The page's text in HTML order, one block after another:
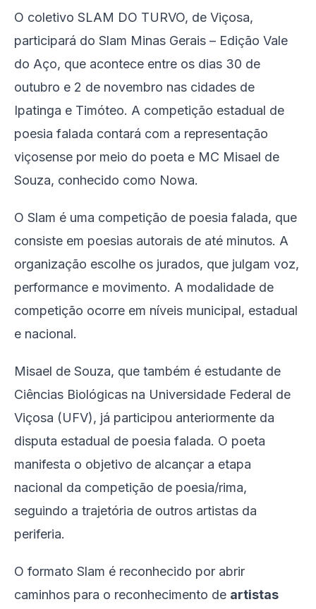
O coletivo SLAM DO TURVO, de Viçosa,
participará do Slam Minas Gerais – Edição Vale
do Aço, que acontece entre os dias 30 de
outubro e 2 de novembro nas cidades de
Ipatinga e Timóteo. A competição estadual de
poesia falada contará com a representação
viçosense por meio do poeta e MC Misael de
Souza, conhecido como Nowa.
O Slam é uma competição de poesia falada, que
consiste em poesias autorais de até minutos. A
organização escolhe os jurados, que julgam voz,
performance e movimento. A modalidade de
competição ocorre em níveis municipal, estadual
e nacional.
Misael de Souza, que também é estudante de
Ciências Biológicas na Universidade Federal de
Viçosa (UFV), já participou anteriormente da
disputa estadual de poesia falada. O poeta
manifesta o objetivo de alcançar a etapa
nacional da competição de poesia/rima,
seguindo a trajetória de outros artistas da
periferia.
O formato Slam é reconhecido por abrir
caminhos para o reconhecimento de artistas